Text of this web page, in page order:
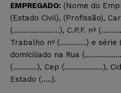
EMPREGADO: (Nome do
(Estado Civil), (Profissão),
(…………………..), C.P.F. nº
Trabalho nº (………….) e série
domiciliado na Rua
(…………), Cep (……………….),
Estado (…..).